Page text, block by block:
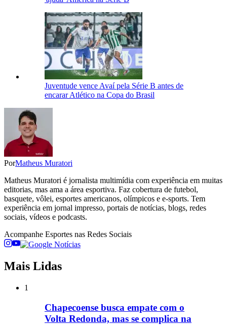
Juventude vence Avaí pela Série B antes de
encarar Atlético na Copa do Brasil
PorMatheus Muratori
Matheus Muratori é jornalista multimídia com experiência em muitas
editorias, mas ama a área esportiva. Faz cobertura de futebol,
basquete, vôlei, esportes americanos, olímpicos e e-sports. Tem
experiência em jornal impresso, portais de notícias, blogs, redes
sociais, vídeos e podcasts.
Acompanhe Esportes nas Redes Sociais
Mais Lidas
1
Chapecoense busca empate com o
Volta Redonda, mas se complica na